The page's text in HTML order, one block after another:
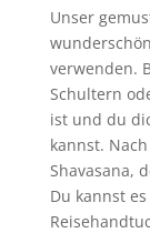
Unser
verwenden.
Schultern
ist und du
kannst.
Shavasana,
Du kannst